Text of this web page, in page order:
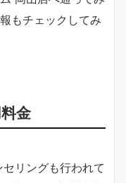
もチェックしてみ
金
リングも行われて